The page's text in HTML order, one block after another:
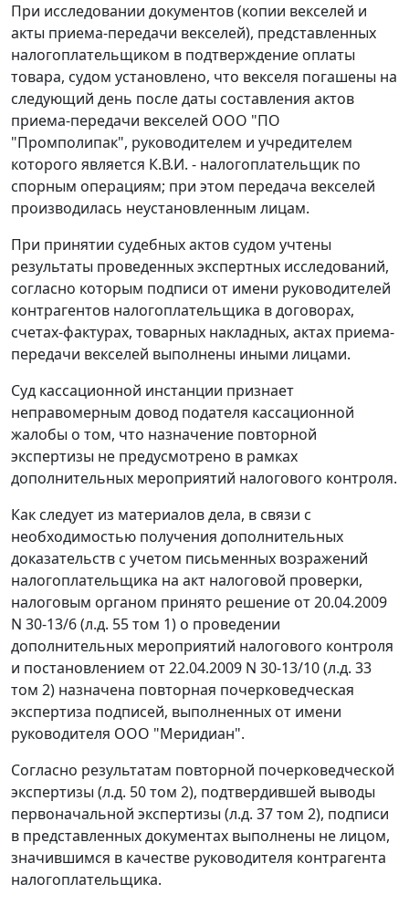
При исследовании документов (копии векселей и
акты приема-передачи векселей), представленных
налогоплательщиком в подтверждение оплаты
товара, судом установлено, что векселя погашены на
следующий день после даты составления актов
приема-передачи векселей ООО "ПО
"Промполипак", руководителем и учредителем
которого является К.В.И. - налогоплательщик по
спорным операциям; при этом передача векселей
производилась неустановленным лицам.
При принятии судебных актов судом учтены
результаты проведенных экспертных исследований,
согласно которым подписи от имени руководителей
контрагентов налогоплательщика в договорах,
счетах-фактурах, товарных накладных, актах приема-
передачи векселей выполнены иными лицами.
Суд кассационной инстанции признает
неправомерным довод подателя кассационной
жалобы о том, что назначение повторной
экспертизы не предусмотрено в рамках
дополнительных мероприятий налогового контроля.
Как следует из материалов дела, в связи с
необходимостью получения дополнительных
доказательств с учетом письменных возражений
налогоплательщика на акт налоговой проверки,
налоговым органом принято решение от 20.04.2009
N 30-13/6 (л.д. 55 том 1) о проведении
дополнительных мероприятий налогового контроля
и постановлением от 22.04.2009 N 30-13/10 (л.д. 33
том 2) назначена повторная почерковедческая
экспертиза подписей, выполненных от имени
руководителя ООО "Меридиан".
Согласно результатам повторной почерковедческой
экспертизы (л.д. 50 том 2), подтвердившей выводы
первоначальной экспертизы (л.д. 37 том 2), подписи
в представленных документах выполнены не лицом,
значившимся в качестве руководителя контрагента
налогоплательщика.